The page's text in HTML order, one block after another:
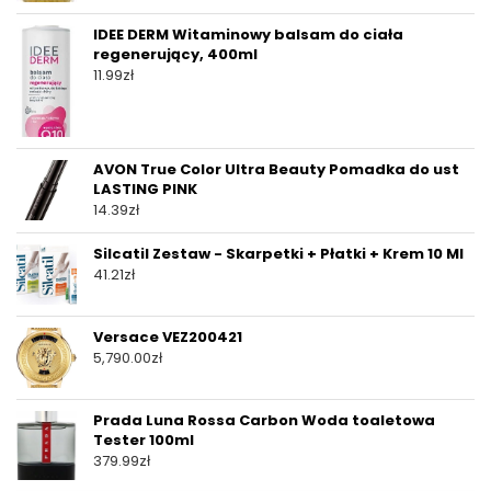
IDEE DERM Witaminowy balsam do ciała
regenerujący, 400ml
11.99zł
AVON True Color Ultra Beauty Pomadka do ust
LASTING PINK
14.39zł
Silcatil Zestaw - Skarpetki + Płatki + Krem 10 Ml
41.21zł
Versace VEZ200421
5,790.00zł
Prada Luna Rossa Carbon Woda toaletowa
Tester 100ml
379.99zł